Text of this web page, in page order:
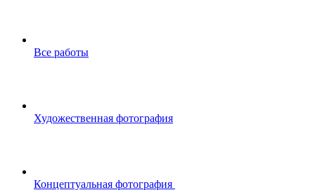
Все работы
Художественная фотография
Концептуальная фотография